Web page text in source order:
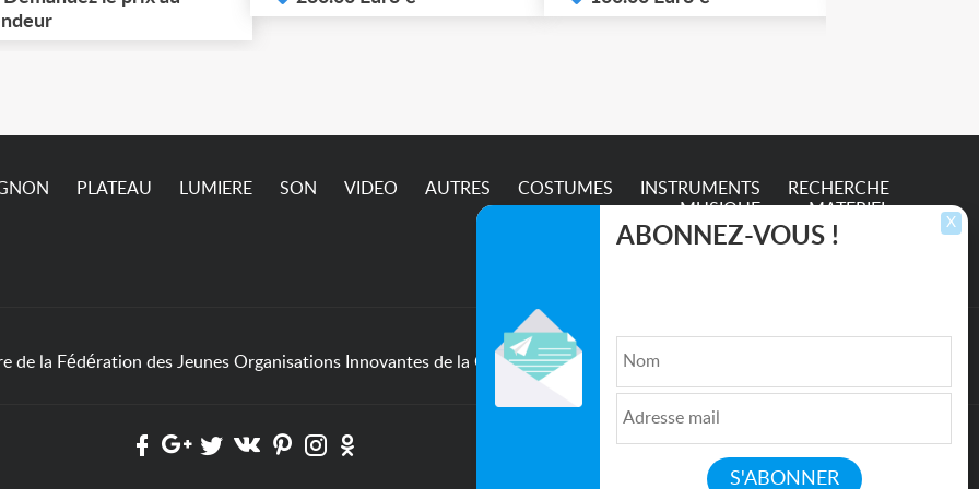
à Ivry-sur-Seine
jusqu'à ce vendredi 7
passe pas sur l’annonce
PLATEAU LUMIERE SON VIDEO AUTRES COSTUMES
INSTRUMENTS
MUSIQUE
RECHERCHE
MATERIEL
de la Fédération des Jeunes Organisations Innovantes de la Culture et de l'Entertainment
Qui sommes nous ?| Médias| Newsletter| CGU|
Politique de confidentialité
Partenaires
X
ABONNEZ-VOUS !